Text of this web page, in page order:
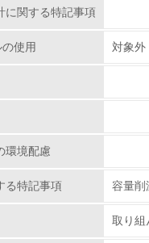
リーン購入の取り組み方針
入している製品・サービス
に関する特記事項
使用 対象外
環境配慮
る特記事項 容量削
取り組